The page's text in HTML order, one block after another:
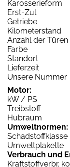
Karosserieform
Erst-Zul.
Getriebe
Kilometerstand
Anzahl der Türen
Farbe
Standort
Lieferzeit
Unsere Nummer
Motor:
kW / PS
Treibstoff
Hubraum
Umweltnormen:
Schadstoffklasse
Umweltplakette
Verbrauch und
Kraftstoffverbr.